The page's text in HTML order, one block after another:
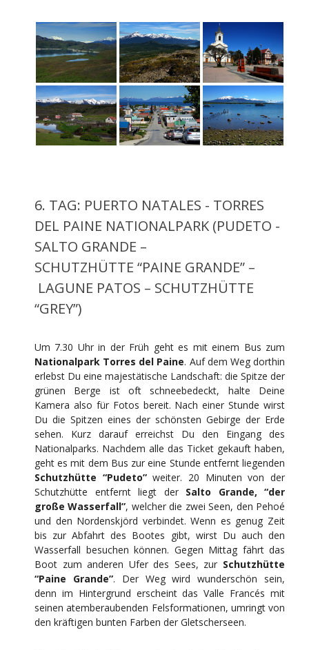
6. TAG: PUERTO NATALES - TORRES
DEL PAINE NATIONALPARK (PUDETO -
SALTO GRANDE –
SCHUTZHÜTTE “PAINE GRANDE” –
LAGUNE PATOS – SCHUTZHÜTTE
“GREY”)
Um 7.30 Uhr in der Früh geht es mit einem Bus zum
Nationalpark Torres del Paine. Auf dem Weg dorthin
erlebst Du eine majestätische Landschaft: die Spitze der
grünen Berge ist oft schneebedeckt, halte Deine
Kamera also für Fotos bereit. Nach einer Stunde wirst
Du die Spitzen eines der schönsten Gebirge der Erde
sehen. Kurz darauf erreichst Du den Eingang des
Nationalparks. Nachdem alle das Ticket gekauft haben,
geht es mit dem Bus zur eine Stunde entfernt liegenden
Schutzhütte “Pudeto”weiter. 20 Minuten von der
Schutzhütte entfernt liegt der Salto Grande, “der
große Wasserfall”, welcher die zwei Seen, den Pehoé
und den Nordenskjörd verbindet. Wenn es genug Zeit
bis zur Abfahrt des Bootes gibt, wirst Du auch den
Wasserfall besuchen können. Gegen Mittag fährt das
Boot zum anderen Ufer des Sees, zur Schutzhütte
“Paine Grande”. Der Weg wird wunderschön sein,
denn im Hintergrund erscheint das Valle Francés mit
seinen atemberaubenden Felsformationen, umringt von
den kräftigen bunten Farben der Gletscherseen.